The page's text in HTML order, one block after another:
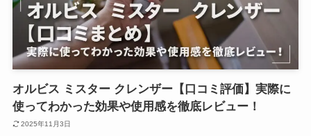
オルビス ミスター クレンザー【口コミ評価】実際に
使ってわかった効果や使用感を徹底レビュー！
2025年11月3日